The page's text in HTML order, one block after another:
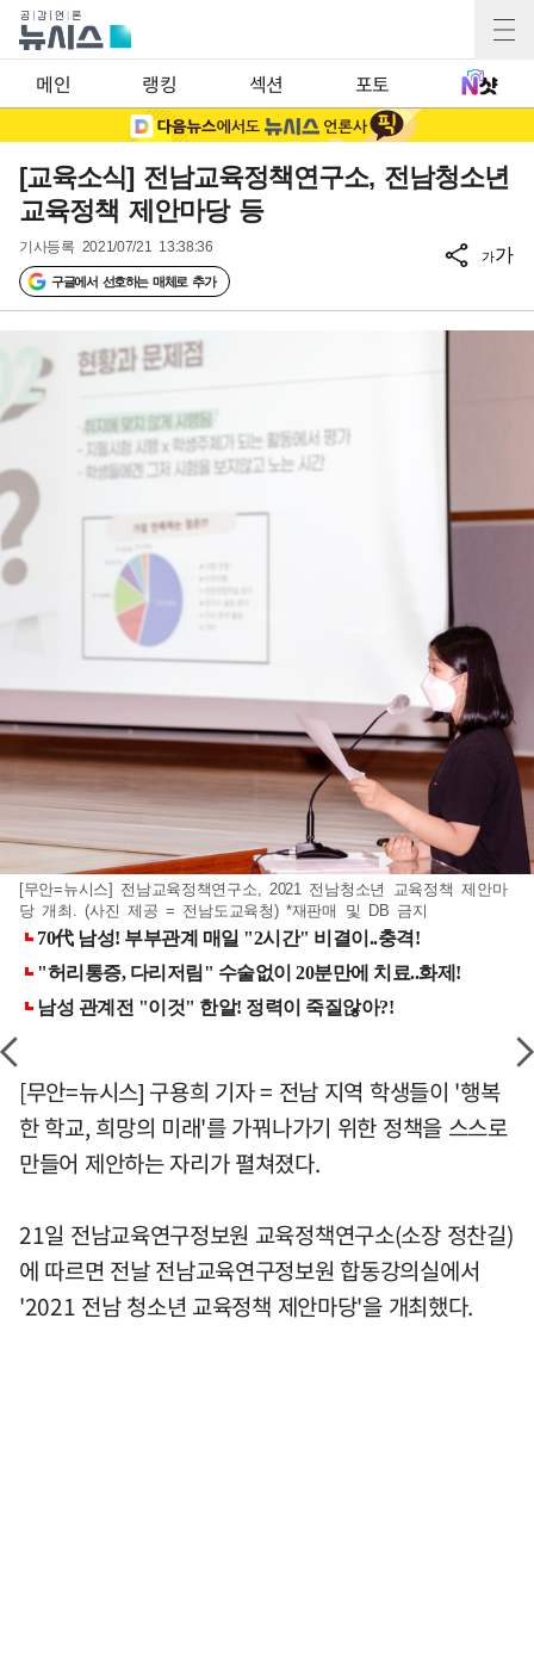
메인 랭킹 섹션 포토
[교육소식] 전남교육정책연구소, 전남청소년
교육정책 제안마당 등
기사등록 2021/07/21 13:38:36
구글에서 선호하는 매체로 추가
가가
[무안=뉴시스] 전남교육정책연구소, 2021 전남청소년 교육정책 제안마
당 개최. (사진 제공 = 전남도교육청) *재판매 및 DB 금지
[무안=뉴시스] 구용희 기자 = 전남 지역 학생들이 '행복
한 학교, 희망의 미래'를 가꿔나가기 위한 정책을 스스로
만들어 제안하는 자리가 펼쳐졌다.
21일 전남교육연구정보원 교육정책연구소(소장 정찬길)
에 따르면 전날 전남교육연구정보원 합동강의실에서
'2021 전남 청소년 교육정책 제안마당'을 개최했다.